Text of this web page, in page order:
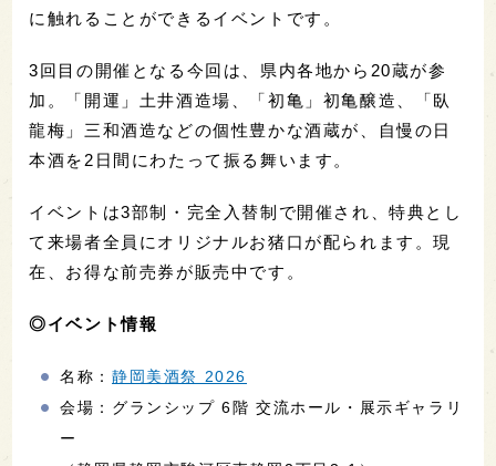
に触れることができるイベントです。
3回目の開催となる今回は、県内各地から20蔵が参
加。「開運」土井酒造場、「初亀」初亀醸造、「臥
龍梅」三和酒造などの個性豊かな酒蔵が、自慢の日
本酒を2日間にわたって振る舞います。
イベントは3部制・完全入替制で開催され、特典とし
て来場者全員にオリジナルお猪口が配られます。現
在、お得な前売券が販売中です。
◎イベント情報
名称：静岡美酒祭 2026
会場：グランシップ 6階 交流ホール・展示ギャラリ
ー